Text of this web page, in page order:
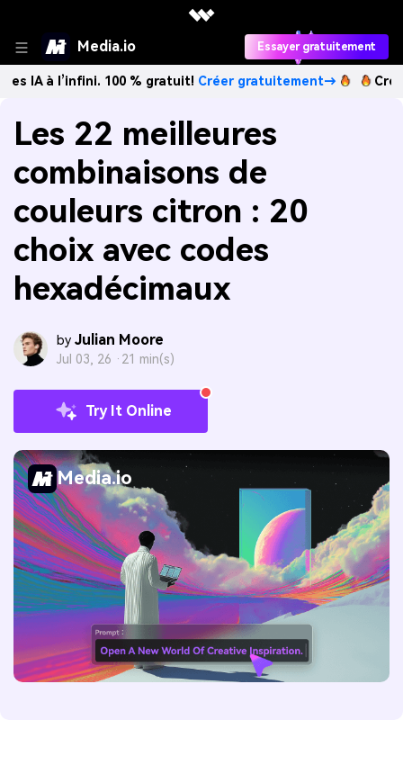
Media.io Essayer gratuitement
100 % gratuit!Créer gratuitement→ Créez des
Les 22 meilleures
combinaisons de
couleurs citron : 20
choix avec codes
hexadécimaux
by Julian Moore
Jul 03, 26 · 21 min(s)
Try It Online
Media.io